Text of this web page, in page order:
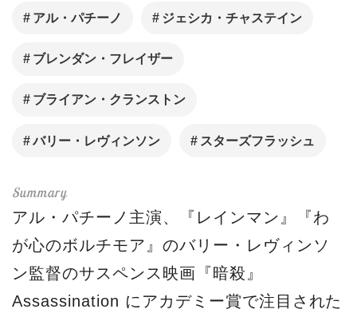
アル・パチーノ ジェシカ・チャステイン
ブレンダン・フレイザー
ブライアン・クランストン
バリー・レヴィンソン スターズフラッシュ
アル・パチーノ主演、『レインマン』『わ
が心のボルチモア』のバリー・レヴィンソ
ン監督のサスペンス映画『暗殺』
Assassination にアカデミー賞で注目された